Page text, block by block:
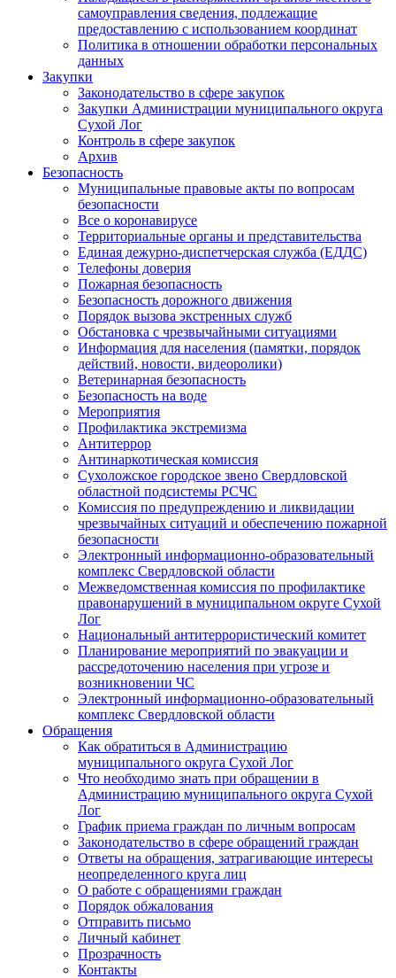
самоуправления сведения, подлежащие
предоставлению с использованием координат
Политика в отношении обработки персональных
данных
Закупки
Законодательство в сфере закупок
Закупки Администрации муниципального округа
Сухой Лог
Контроль в сфере закупок
Архив
Безопасность
Муниципальные правовые акты по вопросам
безопасности
Все о коронавирусе
Территориальные органы и представительства
Единая дежурно-диспетчерская служба (ЕДДС)
Телефоны доверия
Пожарная безопасность
Безопасность дорожного движения
Порядок вызова экстренных служб
Обстановка с чрезвычайными ситуациями
Информация для населения (памятки, порядок
действий, новости, видеоролики)
Ветеринарная безопасность
Безопасность на воде
Мероприятия
Профилактика экстремизма
Антитеррор
Антинаркотическая комиссия
Сухоложское городское звено Свердловской
областной подсистемы РСЧС
Комиссия по предупреждению и ликвидации
чрезвычайных ситуаций и обеспечению пожарной
безопасности
Электронный информационно-образовательный
комплекс Cвердловской области
Межведомственная комиссия по профилактике
правонарушений в муниципальном округе Сухой
Лог
Национальный антитеррористический комитет
Планирование мероприятий по эвакуации и
рассредоточению населения при угрозе и
возникновении ЧС
Электронный информационно-образовательный
комплекс Свердловской области
Обращения
Как обратиться в Администрацию
муниципального округа Сухой Лог
Что необходимо знать при обращении в
Администрацию муниципального округа Сухой
Лог
График приема граждан по личным вопросам
Законодательство в сфере обращений граждан
Ответы на обращения, затрагивающие интересы
неопределенного круга лиц
О работе с обращениями граждан
Порядок обжалования
Отправить письмо
Личный кабинет
Прозрачность
Контакты